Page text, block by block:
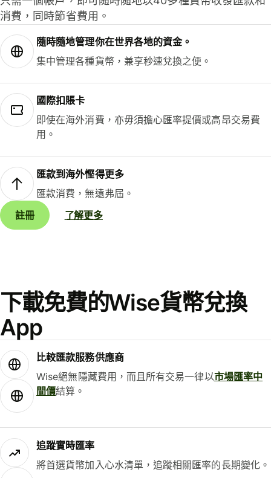
消費，同時節省費用。
隨時隨地管理你在世界各地的資金。
集中管理各種貨幣，兼享秒速兌換之便。
國際扣賬卡
即使在海外消費，亦毋須擔心匯率提價或高昂交易費
用。
匯款到海外慳得更多
匯款消費，無遠弗屆。
註冊
了解更多
下載免費的Wise貨幣兌換
App
比較匯款服務供應商
Wise絕無隱藏費用，而且所有交易一律以市場匯率中
間價結算。
追蹤實時匯率
將首選貨幣加入心水清單，追蹤相關匯率的長期變化。